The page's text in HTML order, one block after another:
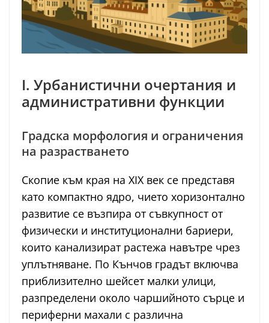
I. Урбанистични очертания и
административни функции
Градска морфология и ограничения
на разрастването
Скопие към края на XIX век се представя
като компактно ядро, чието хоризонтално
развитие се възпира от съвкупност от
физически и институционални бариери,
които канализират растежа навътре чрез
уплътняване. По Кънчов градът включва
приблизително шейсет малки улици,
разпределени около чаршийното сърце и
периферни махали с различна